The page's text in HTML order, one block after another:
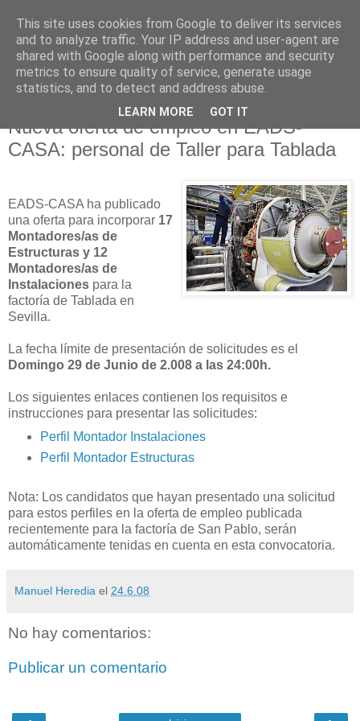
Nueva oferta de empleo en EADS-
CASA: personal de Taller para Tablada
EADS-CASA ha publicado
una oferta para incorporar 17
Montadores/as de
Estructuras y 12
Montadores/as de
Instalaciones para la
factoría de Tablada en
Sevilla.
La fecha límite de presentación de solicitudes es el
Domingo 29 de Junio de 2.008 a las 24:00h.
Los siguientes enlaces contienen los requisitos e
instrucciones para presentar las solicitudes:
Perfil Montador Instalaciones
Perfil Montador Estructuras
Nota: Los candidatos que hayan presentado una solicitud
para estos perfiles en la oferta de empleo publicada
recientemente para la factoría de San Pablo, serán
automáticamente tenidas en cuenta en esta convocatoria.
Manuel Heredia el 24.6.08
No hay comentarios:
Publicar un comentario
This site uses cookies from Google to deliver its services
and to analyze traffic. Your IP address and user-agent are
shared with Google along with performance and security
metrics to ensure quality of service, generate usage
statistics, and to detect and address abuse.
LEARN MORE GOT IT